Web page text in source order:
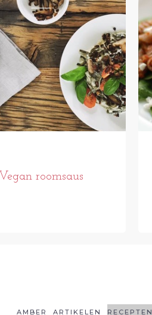
Vegan roomsaus
AMBER ARTIKELEN RECEPTEN